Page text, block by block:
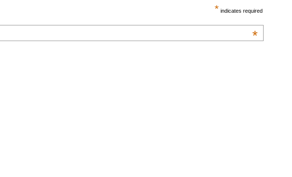
* indicates required
*